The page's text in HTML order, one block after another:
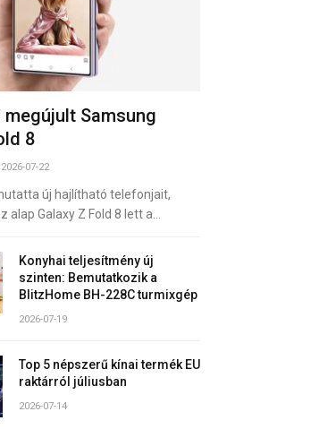
megújult Samsung
8
2026-07-22
új hajlítható telefonjait,
alap Galaxy Z Fold 8 lett a…
Konyhai teljesítmény új
szinten: Bemutatkozik a
BlitzHome BH-228C turmixgép
2026-07-19
Top 5 népszerű kínai termék EU
raktárról júliusban
2026-07-14